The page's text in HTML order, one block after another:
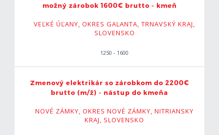
Košický kraj
možný zárobok 1600€ brutto - kmeň
VEĽKÉ ÚĽANY, OKRES GALANTA, TRNAVSKÝ KRAJ,
SLOVENSKO
1250 - 1600
Zmenový elektrikár so zárobkom do 2200€
brutto (m/ž) - nástup do kmeňa
NOVÉ ZÁMKY, OKRES NOVÉ ZÁMKY, NITRIANSKY
KRAJ, SLOVENSKO